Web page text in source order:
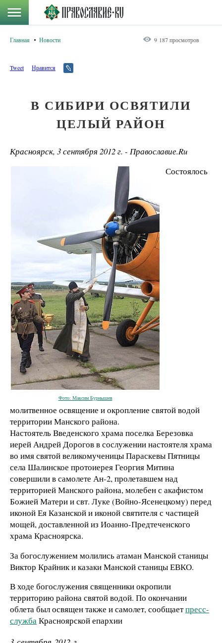
Главная Новости 9 187 просмотров
Tweet Нравится
В СИБИРИ ОСВЯТИЛИ
ЦЕЛЫЙ РАЙОН
Красноярск, 3 сентября 2012 г. - Православие.Ru
Фото: Максим Бурнышев
Состоялось
молитвенное освящение и окропление святой водой
территории Манского района.
Настоятель Введенского храма поселка Березовка
иерей Андрей Дорогов в сослужении настоятеля храма
во имя святой великомученицы Параскевы Пятницы
села Шалинское протоиерея Георгия Митина
совершили в самолете Ан-2, пролетавшем над
территорией Манского района, молебен с акафистом
Божией Матери и свт. Луке (Войно-Ясенецкому) перед
иконой Ея Казанской и иконой святителя с частицей
мощей, доставленной из Иоанно-Предтеченского
храма Красноярска.
За богослужением молились атаман Манской станицы
Виктор Крайник и казаки Манской станицы ЕВКО.
В ходе богослужения священники окропили
территорию района святой водой. По окончании
облета был освящен также и самолет, сообщаетпресс-
службаКрасноярской епархии